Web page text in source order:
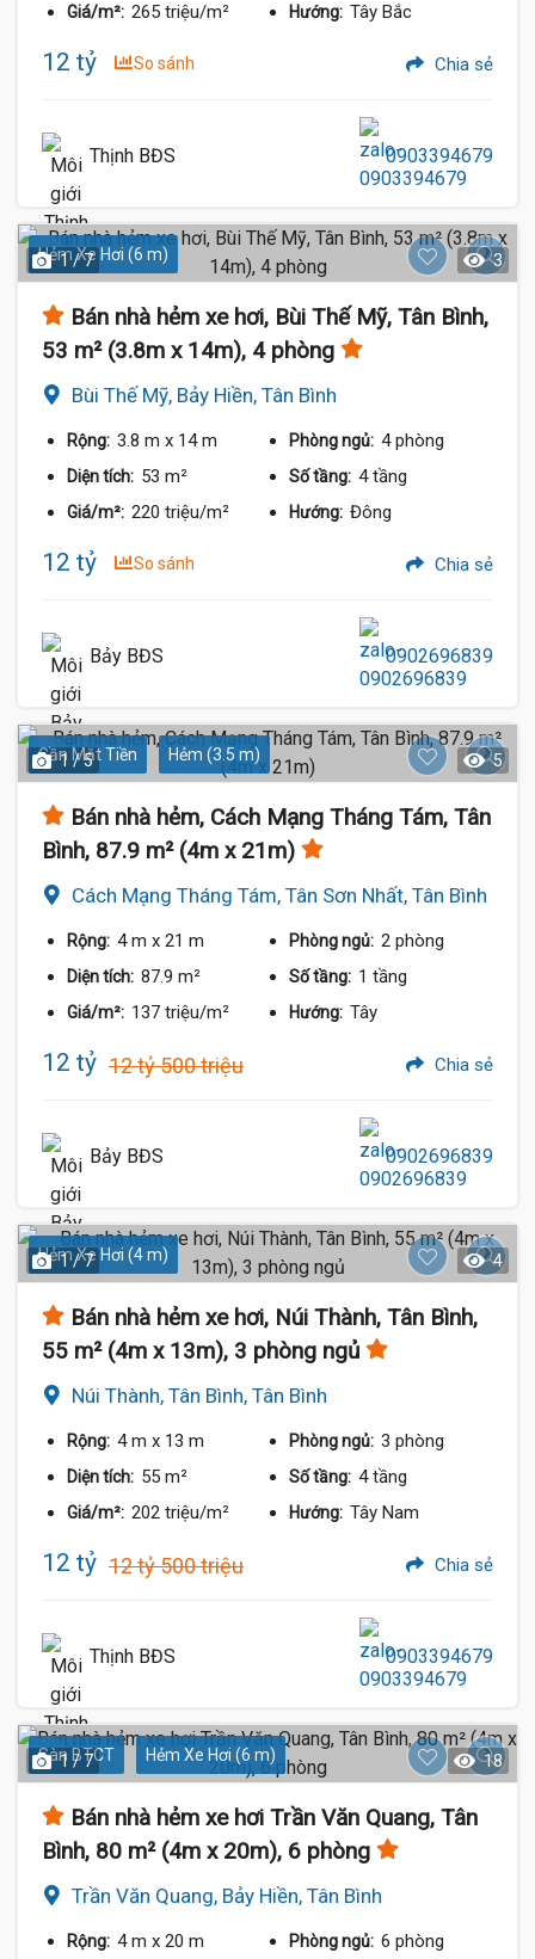
Giá/m²: 265 triệu/m² Hướng: Tây Bắc
12 tỷ So sánh Chia sẻ
Thịnh BĐS 0903394679
Hẻm Xe Hơi (6 m)
1 / 7 3
Bán nhà hẻm xe hơi, Bùi Thế Mỹ, Tân Bình,
53 m² (3.8m x 14m), 4 phòng
Bùi Thế Mỹ, Bảy Hiền, Tân Bình
Rộng: 3.8 m x 14 m Phòng ngủ: 4 phòng
Diện tích: 53 m² Số tầng: 4 tầng
Giá/m²: 220 triệu/m² Hướng: Đông
12 tỷ So sánh Chia sẻ
Bảy BĐS 0902696839
Gần Mặt Tiền Hẻm (3.5 m)
1 / 5 5
Bán nhà hẻm, Cách Mạng Tháng Tám, Tân
Bình, 87.9 m² (4m x 21m)
Cách Mạng Tháng Tám, Tân Sơn Nhất, Tân Bình
Rộng: 4 m x 21 m Phòng ngủ: 2 phòng
Diện tích: 87.9 m² Số tầng: 1 tầng
Giá/m²: 137 triệu/m² Hướng: Tây
12 tỷ 12 tỷ 500 triệu Chia sẻ
Bảy BĐS 0902696839
Hẻm Xe Hơi (4 m)
1 / 7 4
Bán nhà hẻm xe hơi, Núi Thành, Tân Bình,
55 m² (4m x 13m), 3 phòng ngủ
Núi Thành, Tân Bình, Tân Bình
Rộng: 4 m x 13 m Phòng ngủ: 3 phòng
Diện tích: 55 m² Số tầng: 4 tầng
Giá/m²: 202 triệu/m² Hướng: Tây Nam
12 tỷ 12 tỷ 500 triệu Chia sẻ
Thịnh BĐS 0903394679
Sàn BTCT Hẻm Xe Hơi (6 m)
1 / 7 18
Bán nhà hẻm xe hơi Trần Văn Quang, Tân
Bình, 80 m² (4m x 20m), 6 phòng
Trần Văn Quang, Bảy Hiền, Tân Bình
Rộng: 4 m x 20 m Phòng ngủ: 6 phòng